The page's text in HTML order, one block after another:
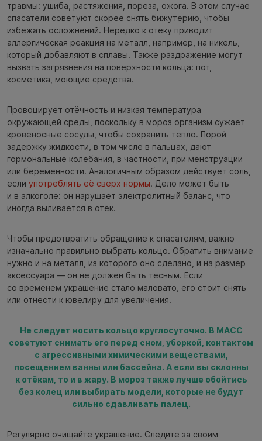
травмы: ушиба, растяжения, пореза, ожога. В этом случае
спасатели советуют скорее снять бижутерию, чтобы
избежать осложнений. Нередко к отёку приводит
аллергическая реакция на металл, например, на никель,
который добавляют в сплавы. Также раздражение могут
вызвать загрязнения на поверхности кольца: пот,
косметика, моющие средства.
Провоцирует отёчность и низкая температура
окружающей среды, поскольку в мороз организм сужает
кровеносные сосуды, чтобы сохранить тепло. Порой
задержку жидкости, в том числе в пальцах, дают
гормональные колебания, в частности, при менструации
или беременности. Аналогичным образом действует соль,
если употреблять её сверх нормы. Дело может быть
и в алкоголе: он нарушает электролитный баланс, что
иногда выливается в отёк.
Чтобы предотвратить обращение к спасателям, важно
изначально правильно выбрать кольцо. Обратить внимание
нужно и на металл, из которого оно сделано, и на размер
аксессуара — он не должен быть тесным. Если
со временем украшение стало маловато, его стоит снять
или отнести к ювелиру для увеличения.
Не следует носить кольцо круглосуточно. В МАСС
советуют снимать его перед сном, уборкой, контактом
с агрессивными химическими веществами,
посещением ванны или бассейна. А если вы склонны
к отёкам, то и в жару. В мороз также лучше обойтись
без колец или выбирать модели, которые не будут
сильно сдавливать палец.
Регулярно очищайте украшение. Следите за своим